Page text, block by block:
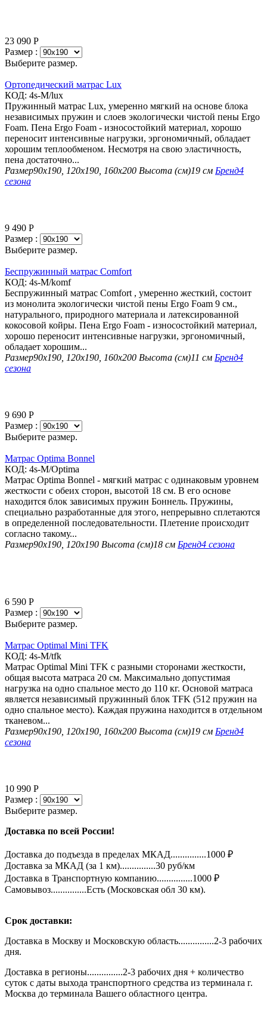
23 090 Р
Размер :
Выберите размер.
Ортопедический матрас Lux
КОД: 4s-M/lux
Пружинный матрас Lux, умеренно мягкий на основе блока
независимых пружин и слоев экологически чистой пены Ergo
Foam. Пена Ergo Foam - износостойкий материал, хорошо
переносит интенсивные нагрузки, эргономичный, обладает
хорошим теплообменом. Несмотря на свою эластичность,
пена достаточно...
Размер90х190, 120х190, 160х200 Высота (см)19 см Бренд4
сезона
9 490 Р
Размер :
Выберите размер.
Беспружинный матрас Comfort
КОД: 4s-M/komf
Беспружинный матрас Comfort , умеренно жесткий, состоит
из монолита экологически чистой пены Ergo Foam 9 см.,
натурального, природного материала и латексированной
кокосовой койры. Пена Ergo Foam - износостойкий материал,
хорошо переносит интенсивные нагрузки, эргономичный,
обладает хорошим...
Размер90х190, 120х190, 160х200 Высота (см)11 см Бренд4
сезона
9 690 Р
Размер :
Выберите размер.
Матрас Optima Bonnel
КОД: 4s-M/Optima
Матрас Optima Bonnel - мягкий матрас с одинаковым уровнем
жесткости с обеих сторон, высотой 18 см. В его основе
находится блок зависимых пружин Боннель. Пружины,
специально разработанные для этого, непрерывно сплетаются
в определенной последовательности. Плетение происходит
согласно такому...
Размер90х190, 120х190 Высота (см)18 см Бренд4 сезона
6 590 Р
Размер :
Выберите размер.
Матрас Optimal Mini TFK
КОД: 4s-M/tfk
Матрас Optimal Mini TFK с разными сторонами жесткости,
общая высота матраса 20 см. Максимально допустимая
нагрузка на одно спальное место до 110 кг. Основой матраса
является независимый пружинный блок TFK (512 пружин на
одно спальное место). Каждая пружина находится в отдельном
тканевом...
Размер90х190, 120х190, 160х200 Высота (см)19 см Бренд4
сезона
10 990 Р
Размер :
Выберите размер.
Доставка по всей России!
Доставка до подъезда в пределах МКАД...............1000 ₽
Доставка за МКАД (за 1 км)...............30 руб/км
Доставка в Транспортную компанию...............1000 ₽
Самовывоз...............Есть (Московская обл 30 км).
Срок доставки:
Доставка в Москву и Московскую область...............2-3 рабочих
дня.
Доставка в регионы...............2-3 рабочих дня + количество
суток с даты выхода транспортного средства из терминала г.
Москва до терминала Вашего областного центра.